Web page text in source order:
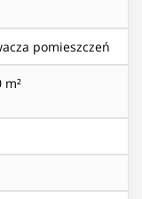
pomieszczeń
m²